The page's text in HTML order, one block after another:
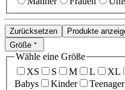
Zurücksetzen
Produkte
Größe
Wähle eine Größe
XS
S M L XL
Babys
Kinder Teenager